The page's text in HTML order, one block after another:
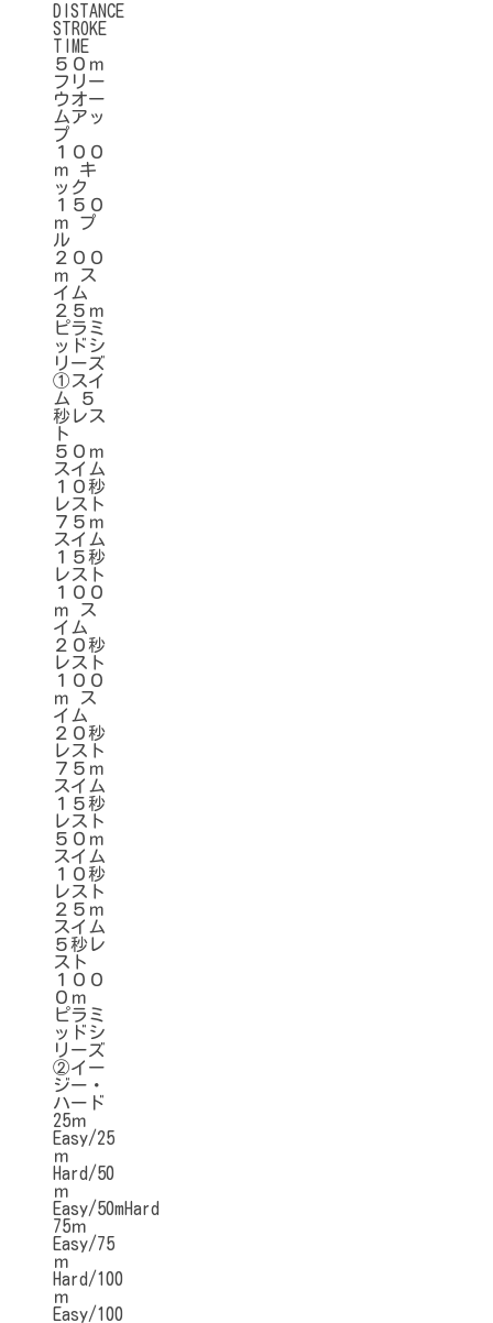
DISTANCE
STROKE
TIME
５０ｍ
フリー
ウオー
ムアッ
プ
１００
ｍ キ
ック
１５０
ｍ プ
ル
２００
ｍ ス
イム
２５ｍ
ピラミ
ッドシ
リーズ
①スイ
ム ５
秒レス
ト
５０ｍ
スイム
１０秒
レスト
７５ｍ
スイム
１５秒
レスト
１００
ｍ ス
イム
２０秒
レスト
１００
ｍ ス
イム
２０秒
レスト
７５ｍ
スイム
１５秒
レスト
５０ｍ
スイム
１０秒
レスト
２５ｍ
スイム
５秒レ
スト
１００
０ｍ
ピラミ
ッドシ
リーズ
②イー
ジー・
ハード
25ｍ
Easy/25
ｍ
Hard/50
ｍ
Easy/50mHard
75ｍ
Easy/75
ｍ
Hard/100
ｍ
Easy/100